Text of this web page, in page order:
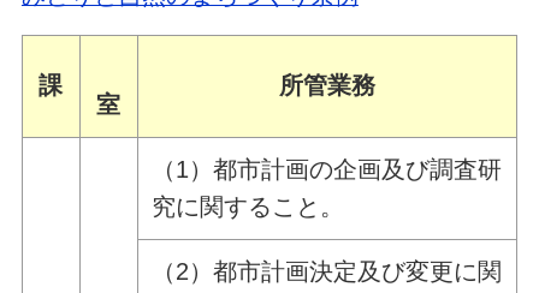
課
室
所管業務
（1）都市計画の企画及び調査研
究に関すること。
（2）都市計画決定及び変更に関